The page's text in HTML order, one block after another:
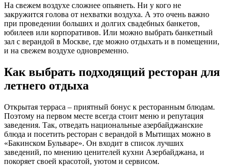
На свежем воздухе сложнее опьянеть. Ни у кого не
закружится голова от нехватки воздуха. А это очень важно
при проведении больших и долгих свадебных банкетов,
юбилеев или корпоративов. Или можно выбрать банкетный
зал с верандой в Москве, где можно отдыхать и в помещении,
и на свежем воздухе одновременно.
Как выбрать подходящий ресторан для
летнего отдыха
Открытая терраса – приятный бонус к ресторанным блюдам.
Поэтому на первом месте всегда стоит меню и репутация
заведения. Так, отведать национальные азербайджанские
блюда и посетить ресторан с верандой в Мытищах можно в
«Бакинском Бульваре». Он входит в список лучших
заведений, по мнению ценителей кухни Азербайджана, и
покоряет своей красотой, уютом и сервисом.